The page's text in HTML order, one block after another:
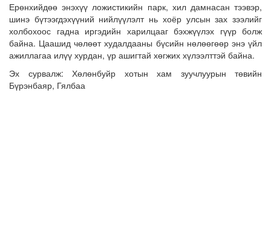
Ерөнхийдөө энэхүү ложистикийн парк, хил дамнасан тээвэр,
шинэ бүтээгдэхүүний нийлүүлэлт нь хоёр улсын зах зээлийг
холбохоос гадна иргэдийн харилцааг бэхжүүлэх гүүр болж
байна. Цаашид чөлөөт худалдааны бүсийн нөлөөгөөр энэ үйл
ажиллагаа илүү хурдан, үр ашигтай хөгжих хүлээлттэй байна.
Эх сурвалж: Хөлөнбуйр хотын хам зуучлуурын төвийн
Бүрэнбаяр, Гялбаа